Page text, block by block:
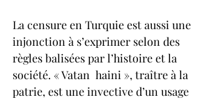
La censure en Turquie est aussi une
injonction à s’exprimer selon des
règles balisées par l’histoire et la
société. « Vatan  haini », traître à la
patrie, est une invective d’un usage